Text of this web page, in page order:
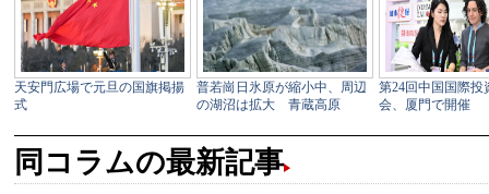
同コラムの最新記事